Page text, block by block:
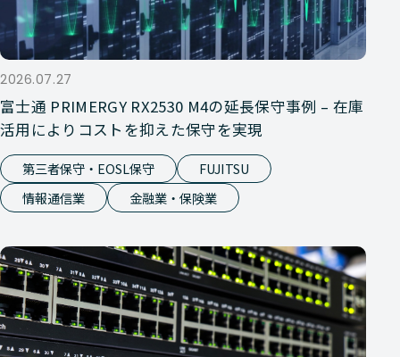
2026.07.27
富士通 PRIMERGY RX2530 M4の延長保守事例 – 在庫
活用によりコストを抑えた保守を実現
第三者保守・EOSL保守
FUJITSU
情報通信業
金融業・保険業